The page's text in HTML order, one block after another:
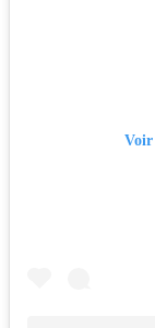
Voir